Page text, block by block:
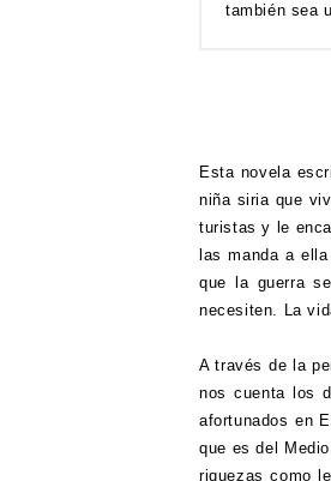
también sea
Esta novela
niña siria que
turistas y le
las manda a
que la guerra
necesiten. La
A través de la
nos cuenta los
afortunados en
que es del
riquezas como